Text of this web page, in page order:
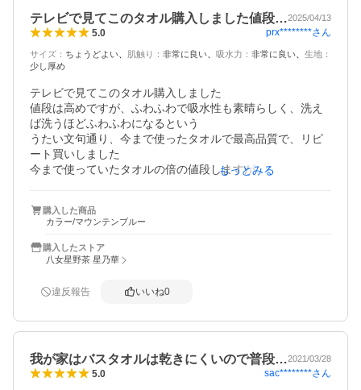
テレビで見てこのタオル購入しました値段…2025/04/13
5.0 prx********さん
サイズ ： ちょうどよい 肌触り ： 非常に良い 吸水力 ： 非常に良い 生地 ：
少し厚め
テレビで見てこのタオル購入しました
値段は高めですが、ふわふわで吸水性も素晴らしく、洗え
ば洗うほどふわふわになるという
うたい文句通り、今まで使ったタオルで最高品質で、リピ
ート買いしました
今まで使っていたタオルの倍の値段しますが
もっとみる
購入した商品
カラー/マウンテンブルー
購入したストア
八女星野茶 星乃華
違反報告 いいね0
我が家はバスタオルは乾きにくいので普段…2021/03/28
5.0 sac********さん